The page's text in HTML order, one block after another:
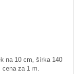
na 10 cm, šírka 140
za 1 m.